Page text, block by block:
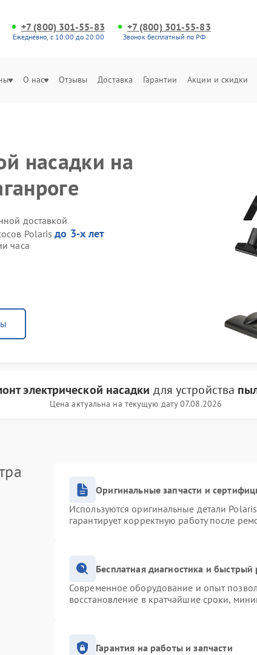
+7 (800) 301-55-83
Ежедневно, с 10:00 до 20:00
+7 (800) 301-55-83
Звонок бесплатный по РФ
О нас Отзывы Доставка Гарантии Акции и скидки
насадки на
доставкой
Polarisдо 3-х лет
часа
электрической насадки для устройства
Цена актуальна на текущую дату 07.08.2026
Оригинальные запчасти и
Используются оригинальные детали
гарантирует корректную работу после
Бесплатная диагностика и быстрый
Современное оборудование и опыт
восстановление в кратчайшие сроки,
Гарантия на работы и запчасти